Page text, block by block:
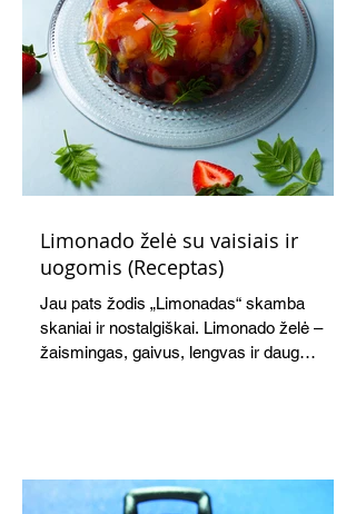
Limonado želė su vaisiais ir
uogomis (Receptas)
Jau pats žodis „Limonadas“ skamba
skaniai ir nostalgiškai. Limonado želė –
žaismingas, gaivus, lengvas ir daug